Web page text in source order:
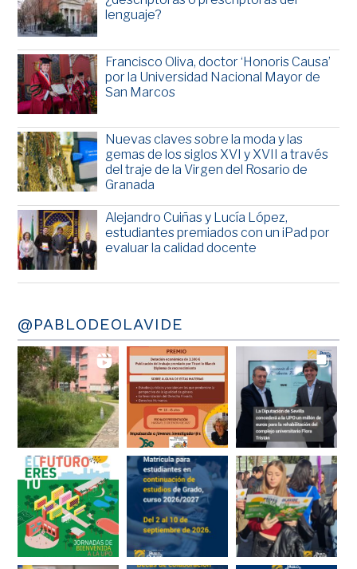
lenguaje?
Francisco Oliva, doctor ‘Honoris Causa’
por la Universidad Nacional Mayor de
San Marcos
Nuevas claves sobre la moda y las
gemas de los siglos XVI y XVII a través
del traje de la Virgen del Rosario de
Granada
Alejandro Cuiñas y Lucía López,
estudiantes premiados con un iPad por
evaluar la calidad docente
@PABLODEOLAVIDE